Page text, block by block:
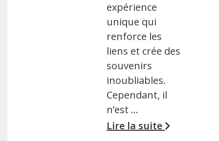
expérience
unique qui
renforce les
liens et crée des
souvenirs
inoubliables.
Cependant, il
n’est …
Lire la suite